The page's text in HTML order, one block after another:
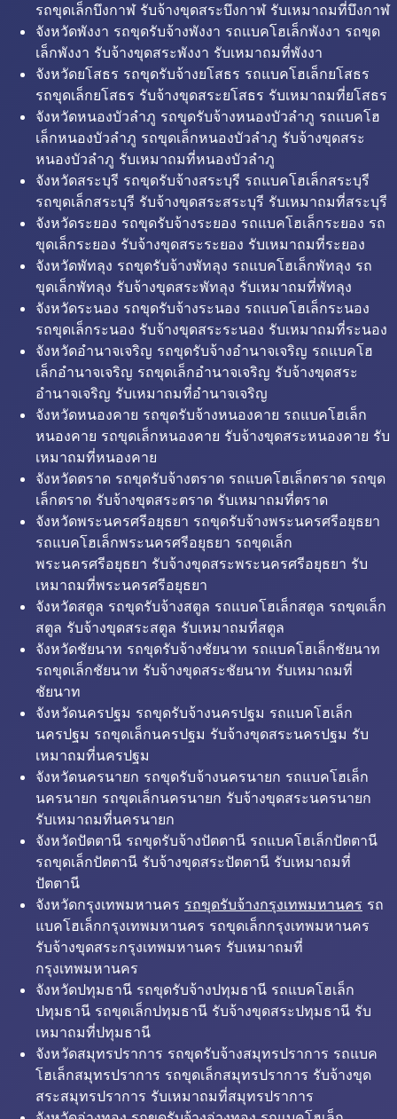
รถขุดเล็กบึงกาฬ รับจ้างขุดสระบึงกาฬ รับเหมาถมที่บึงกาฬ
จังหวัดพังงา รถขุดรับจ้างพังงา รถแบคโฮเล็กพังงา รถขุด
เล็กพังงา รับจ้างขุดสระพังงา รับเหมาถมที่พังงา
จังหวัดยโสธร รถขุดรับจ้างยโสธร รถแบคโฮเล็กยโสธร
รถขุดเล็กยโสธร รับจ้างขุดสระยโสธร รับเหมาถมที่ยโสธร
จังหวัดหนองบัวลำภู รถขุดรับจ้างหนองบัวลำภู รถแบคโฮ
เล็กหนองบัวลำภู รถขุดเล็กหนองบัวลำภู รับจ้างขุดสระ
หนองบัวลำภู รับเหมาถมที่หนองบัวลำภู
จังหวัดสระบุรี รถขุดรับจ้างสระบุรี รถแบคโฮเล็กสระบุรี
รถขุดเล็กสระบุรี รับจ้างขุดสระสระบุรี รับเหมาถมที่สระบุรี
จังหวัดระยอง รถขุดรับจ้างระยอง รถแบคโฮเล็กระยอง รถ
ขุดเล็กระยอง รับจ้างขุดสระระยอง รับเหมาถมที่ระยอง
จังหวัดพัทลุง รถขุดรับจ้างพัทลุง รถแบคโฮเล็กพัทลุง รถ
ขุดเล็กพัทลุง รับจ้างขุดสระพัทลุง รับเหมาถมที่พัทลุง
จังหวัดระนอง รถขุดรับจ้างระนอง รถแบคโฮเล็กระนอง
รถขุดเล็กระนอง รับจ้างขุดสระระนอง รับเหมาถมที่ระนอง
จังหวัดอำนาจเจริญ รถขุดรับจ้างอำนาจเจริญ รถแบคโฮ
เล็กอำนาจเจริญ รถขุดเล็กอำนาจเจริญ รับจ้างขุดสระ
อำนาจเจริญ รับเหมาถมที่อำนาจเจริญ
จังหวัดหนองคาย รถขุดรับจ้างหนองคาย รถแบคโฮเล็ก
หนองคาย รถขุดเล็กหนองคาย รับจ้างขุดสระหนองคาย รับ
เหมาถมที่หนองคาย
จังหวัดตราด รถขุดรับจ้างตราด รถแบคโฮเล็กตราด รถขุด
เล็กตราด รับจ้างขุดสระตราด รับเหมาถมที่ตราด
จังหวัดพระนครศรีอยุธยา รถขุดรับจ้างพระนครศรีอยุธยา
รถแบคโฮเล็กพระนครศรีอยุธยา รถขุดเล็ก
พระนครศรีอยุธยา รับจ้างขุดสระพระนครศรีอยุธยา รับ
เหมาถมที่พระนครศรีอยุธยา
จังหวัดสตูล รถขุดรับจ้างสตูล รถแบคโฮเล็กสตูล รถขุดเล็ก
สตูล รับจ้างขุดสระสตูล รับเหมาถมที่สตูล
จังหวัดชัยนาท รถขุดรับจ้างชัยนาท รถแบคโฮเล็กชัยนาท
รถขุดเล็กชัยนาท รับจ้างขุดสระชัยนาท รับเหมาถมที่
ชัยนาท
จังหวัดนครปฐม รถขุดรับจ้างนครปฐม รถแบคโฮเล็ก
นครปฐม รถขุดเล็กนครปฐม รับจ้างขุดสระนครปฐม รับ
เหมาถมที่นครปฐม
จังหวัดนครนายก รถขุดรับจ้างนครนายก รถแบคโฮเล็ก
นครนายก รถขุดเล็กนครนายก รับจ้างขุดสระนครนายก
รับเหมาถมที่นครนายก
จังหวัดปัตตานี รถขุดรับจ้างปัตตานี รถแบคโฮเล็กปัตตานี
รถขุดเล็กปัตตานี รับจ้างขุดสระปัตตานี รับเหมาถมที่
ปัตตานี
จังหวัดกรุงเทพมหานคร รถขุดรับจ้างกรุงเทพมหานคร รถ
แบคโฮเล็กกรุงเทพมหานคร รถขุดเล็กกรุงเทพมหานคร
รับจ้างขุดสระกรุงเทพมหานคร รับเหมาถมที่
กรุงเทพมหานคร
จังหวัดปทุมธานี รถขุดรับจ้างปทุมธานี รถแบคโฮเล็ก
ปทุมธานี รถขุดเล็กปทุมธานี รับจ้างขุดสระปทุมธานี รับ
เหมาถมที่ปทุมธานี
จังหวัดสมุทรปราการ รถขุดรับจ้างสมุทรปราการ รถแบค
โฮเล็กสมุทรปราการ รถขุดเล็กสมุทรปราการ รับจ้างขุด
สระสมุทรปราการ รับเหมาถมที่สมุทรปราการ